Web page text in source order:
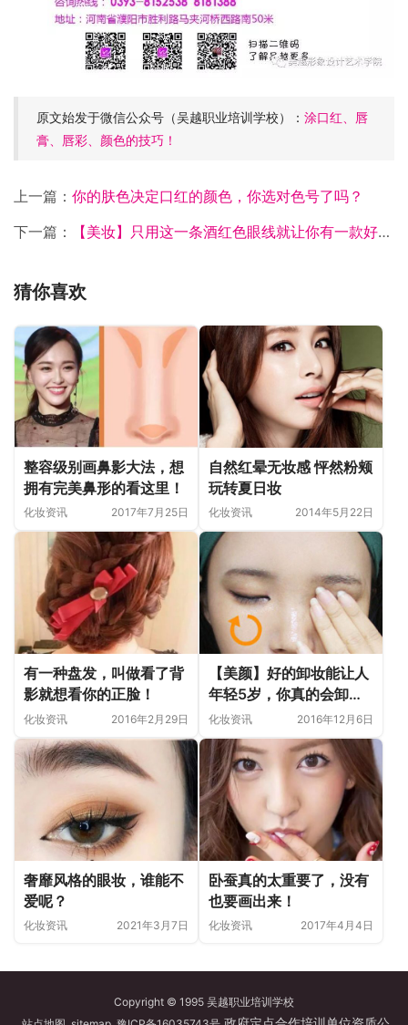
原文始发于微信公众号（吴越职业培训学校）： 涂口红、唇
膏、唇彩、颜色的技巧！
上一篇： 你的肤色决定口红的颜色，你选对色号了吗？
下一篇：
【美妆】只用这一条酒红色眼线就让你有一款好特别的眼妆
猜你喜欢
整容级别画鼻影大法，想
拥有完美鼻形的看这里！
化妆资讯 2017年7月25日
自然红晕无妆感 怦然粉颊
玩转夏日妆
化妆资讯 2014年5月22日
有一种盘发，叫做看了背
影就想看你的正脸！
化妆资讯 2016年2月29日
【美颜】好的卸妆能让人
年轻5岁，你真的会卸妆
吗？
化妆资讯 2016年12月6日
奢靡风格的眼妆，谁能不
爱呢？
化妆资讯 2021年3月7日
卧蚕真的太重要了，没有
也要画出来！
化妆资讯 2017年4月4日
Copyright © 1995 吴越职业培训学校